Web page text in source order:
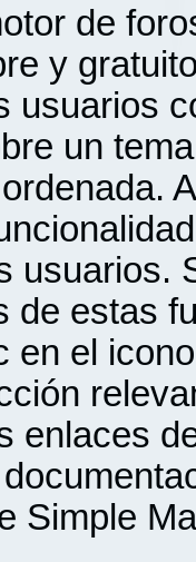
de
y
usuarios
un
usuarios.
de estas
en el
enlaces
Simple